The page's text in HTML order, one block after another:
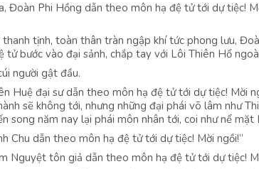
Đoàn Phi Hồng dẫn theo môn hạ đệ tử tới dự tiệc!
thanh tịnh, toàn thân tràn ngập khí tức phong lưu,
bước vào đại sảnh, chắp tay với Lôi Thiên Hổ
người gật đầu.
Huệ đại sư dẫn theo môn hạ đệ tử tới dự tiệc! Mời
sẽ không tới, nhưng những đại phái võ lâm như
song năm nay lại phái môn nhân tới, coi như nể mặt
Chu dẫn theo môn hạ đệ tử tới dự tiệc! Mời ngồi!”
Nguyệt tôn giả dẫn theo môn hạ đệ tử tới dự tiệc!